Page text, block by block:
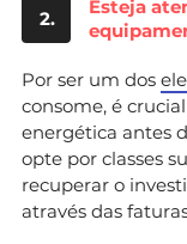
2.
Esteja
Por ser um dos
consome, é
energética antes
opte por classes
recuperar o
através das